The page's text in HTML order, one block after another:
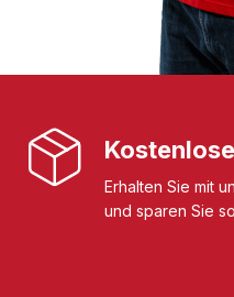
Erhalten Sie mit
und sparen Sie